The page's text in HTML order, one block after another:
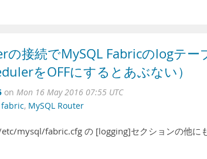
の接続でMySQL Fabricのlogテー
をOFFにするとあぶない）
on Mon 16 May 2016 07:55 UTC
, MySQL Router
mysql/fabric.cfg の [logging]セクションの他に